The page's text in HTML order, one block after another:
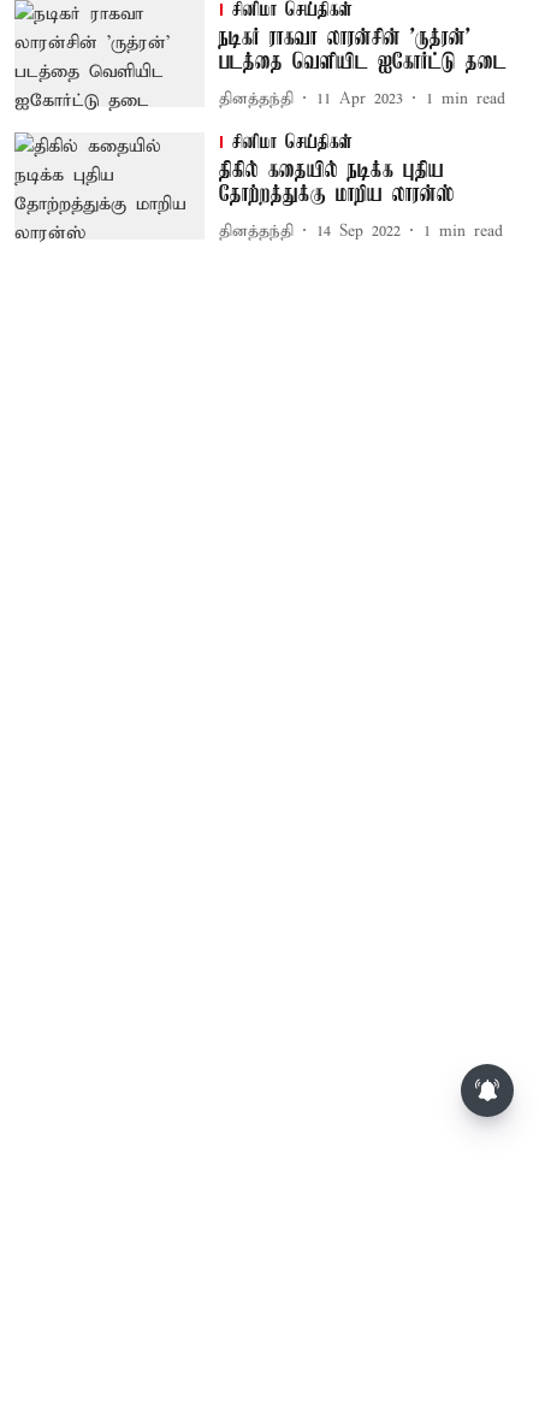
சினிமா செய்திகள்
நடிகர் ராகவா லாரன்சின் 'ருத்ரன்'
படத்தை வெளியிட ஐகோர்ட்டு தடை
தினத்தந்தி 11 Apr 2023 1 min read
சினிமா செய்திகள்
திகில் கதையில் நடிக்க புதிய
தோற்றத்துக்கு மாறிய லாரன்ஸ்
தினத்தந்தி 14 Sep 2022 1 min read